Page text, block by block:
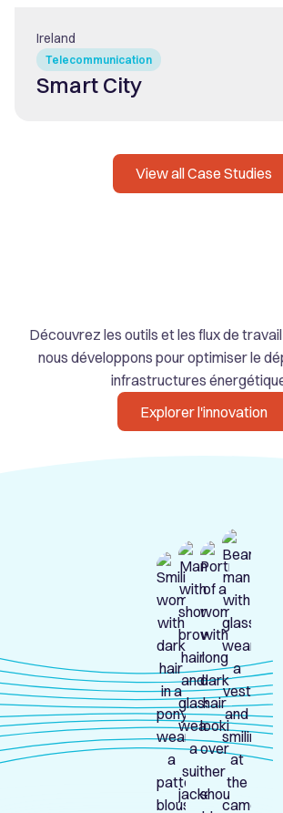
Telecommunication
Ireland
Smart City
View all Case Studies
Découvrez les outils et les flux de
nous développons pour optimiser le
infrastructures
Explorer l'innovation